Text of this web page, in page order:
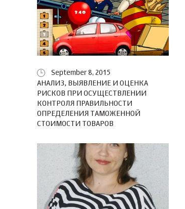
September 8, 2015
АНАЛИЗ, ВЫЯВЛЕНИЕ И ОЦЕНКА
РИСКОВ ПРИ ОСУЩЕСТВЛЕНИИ
КОНТРОЛЯ ПРАВИЛЬНОСТИ
ОПРЕДЕЛЕНИЯ ТАМОЖЕННОЙ
СТОИМОСТИ ТОВАРОВ